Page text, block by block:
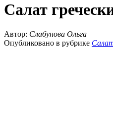
Салат
Автор: Слабунова Ольга
Опубликовано в рубрике